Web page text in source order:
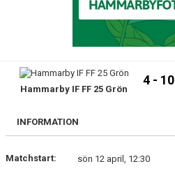
TRUPPEN
BILDGALLERI
Hammarby IF FF 25 Grön
4 - 10
INFORMATION
Matchstart:
sön 12 april, 12:30